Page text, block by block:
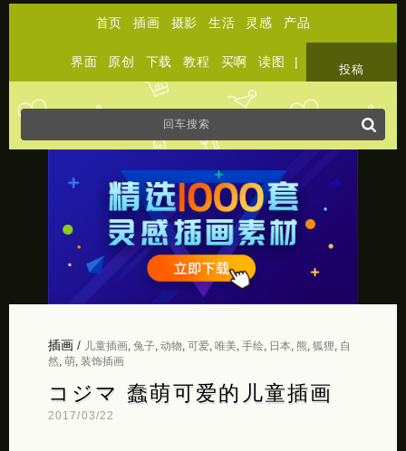
首页 插画 摄影 生活 灵感 产品
界面 原创 下载 教程 买啊 读图 |
投稿
插画/ 儿童插画, 兔子, 动物 可爱, 唯美, 手绘, 日本, 熊 狐狸
自
然, 萌, 装饰插画
コジマ 蠢萌可爱的儿童插画
2017/03/22